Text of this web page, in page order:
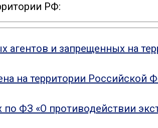
РФ:
агентов и запрещенных на
на территории Российской
ФЗ «О противодействии